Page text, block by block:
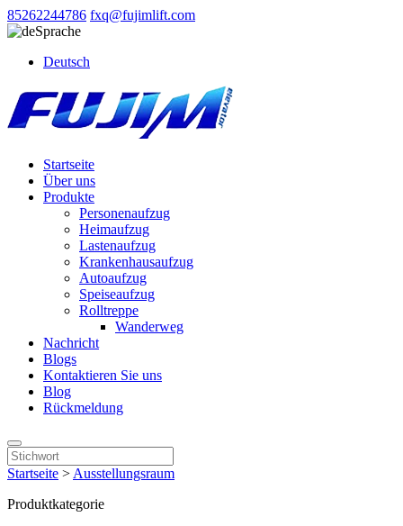
85262244786 fxq@fujimlift.com
Sprache
Deutsch
Startseite
Über uns
Produkte
Personenaufzug
Heimaufzug
Lastenaufzug
Krankenhausaufzug
Autoaufzug
Speiseaufzug
Rolltreppe
Wanderweg
Nachricht
Blogs
Kontaktieren Sie uns
Blog
Rückmeldung
Startseite > Ausstellungsraum
Produktkategorie